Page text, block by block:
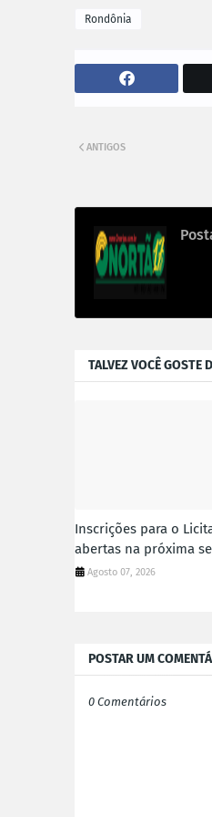
Rondônia
ANTIGOS
TALVEZ VOCÊ GOSTE
Inscrições para o
abertas na próxima
Agosto 07, 2026
POSTAR UM
0 Comentários